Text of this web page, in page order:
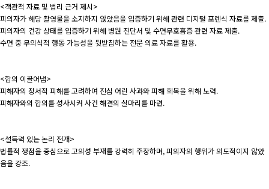
<객관적 자료 및 법리 근거 제시>
피의자가 해당 촬영물을 소지하지 않았음을 입증하기 위해 관련 디지털 포렌식 자료를 제출.
피의자의 건강 상태를 입증하기 위해 병원 진단서 및 수면무호흡증 관련 자료 제출.
수면 중 무의식적 행동 가능성을 뒷받침하는 전문 의료 자료를 활용.
<합의 이끌어냄>
피해자의 정서적 피해를 고려하여 진심 어린 사과와 피해 회복을 위해 노력.
피해자와의 합의를 성사시켜 사건 해결의 실마리를 마련.
<설득력 있는 논리 전개>
법률적 쟁점을 중심으로 고의성 부재를 강력히 주장하며, 피의자의 행위가 의도적이지 않았
음을 강조.